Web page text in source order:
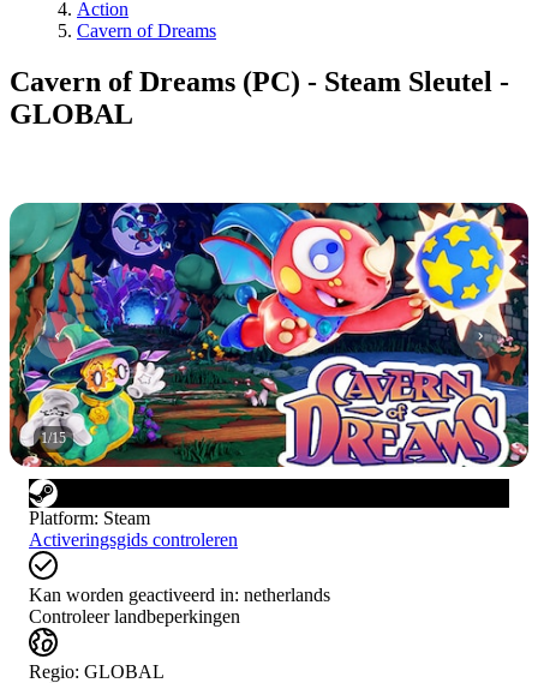
Action
Cavern of Dreams
Cavern of Dreams (PC) - Steam Sleutel -
GLOBAL
1/15
Platform: Steam
Activeringsgids controleren
Kan worden geactiveerd in: netherlands
Controleer landbeperkingen
Regio: GLOBAL